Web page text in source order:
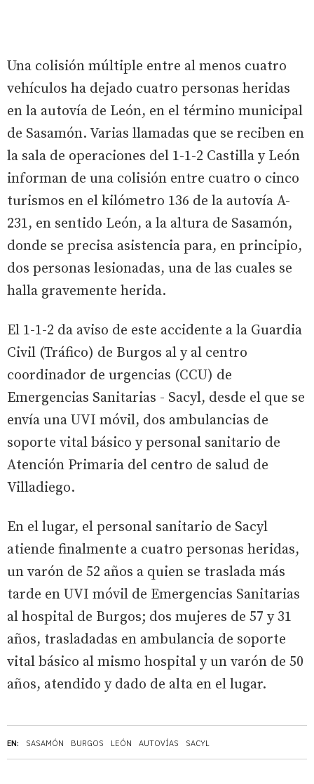
EN: SASAMÓN BURGOS LEÓN AUTOVÍAS SACYL
Una colisión múltiple entre al menos cuatro
vehículos ha dejado cuatro personas heridas
en la autovía de León, en el término municipal
de Sasamón. Varias llamadas que se reciben en
la sala de operaciones del 1-1-2 Castilla y León
informan de una colisión entre cuatro o cinco
turismos en el kilómetro 136 de la autovía A-
231, en sentido León, a la altura de Sasamón,
donde se precisa asistencia para, en principio,
dos personas lesionadas, una de las cuales se
halla gravemente herida.
El 1-1-2 da aviso de este accidente a la Guardia
Civil (Tráfico) de Burgos al y al centro
coordinador de urgencias (CCU) de
Emergencias Sanitarias - Sacyl, desde el que se
envía una UVI móvil, dos ambulancias de
soporte vital básico y personal sanitario de
Atención Primaria del centro de salud de
Villadiego.
En el lugar, el personal sanitario de Sacyl
atiende finalmente a cuatro personas heridas,
un varón de 52 años a quien se traslada más
tarde en UVI móvil de Emergencias Sanitarias
al hospital de Burgos; dos mujeres de 57 y 31
años, trasladadas en ambulancia de soporte
vital básico al mismo hospital y un varón de 50
años, atendido y dado de alta en el lugar.